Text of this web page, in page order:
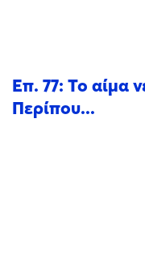
Επ. 77: Το αίμα
Περίπου...